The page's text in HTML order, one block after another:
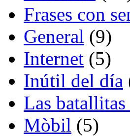
Frases con
General (9)
Internet (5)
Inútil del día
Las
Mòbil (5)